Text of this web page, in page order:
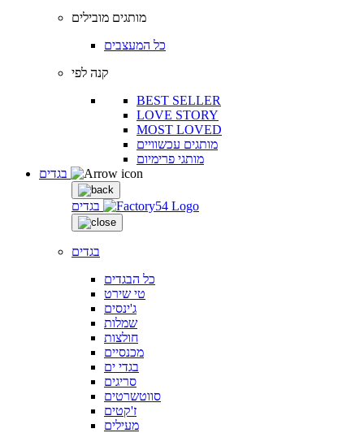
מותגים מובילים
כל המעצבים
קנה לפי
BEST SELLER
LOVE STORY
MOST LOVED
מותגים עכשוויים
מותגי פרימיום
בגדים
בגדים
כל הבגדים
טי שירט
ג'ינסים
שמלות
חולצות
מכנסיים
בגדי ים
סריגים
סווטשרטים
ז'קטים
מעילים